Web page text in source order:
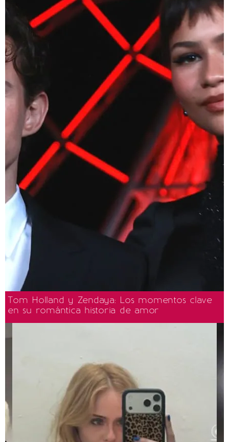
Tom Holland y Zendaya: Los momentos clave
en su romántica historia de amor